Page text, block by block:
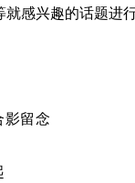
感兴趣的话题进
影留念